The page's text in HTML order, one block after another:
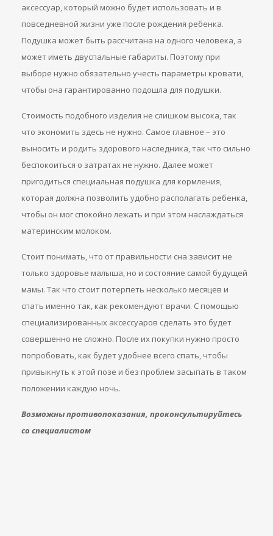
аксессуар, который можно будет использовать и в
повседневной жизни уже после рождения ребенка.
Подушка может быть рассчитана на одного человека, а
может иметь двуспальные габариты. Поэтому при
выборе нужно обязательно учесть параметры кровати,
чтобы она гарантированно подошла для подушки.
Стоимость подобного изделия не слишком высока, так
что экономить здесь не нужно. Самое главное – это
выносить и родить здорового наследника, так что сильно
беспокоиться о затратах не нужно. Далее может
пригодиться специальная подушка для кормления,
которая должна позволить удобно располагать ребенка,
чтобы он мог спокойно лежать и при этом наслаждаться
материнским молоком.
Стоит понимать, что от правильности сна зависит не
только здоровье малыша, но и состояние самой будущей
мамы. Так что стоит потерпеть несколько месяцев и
спать именно так, как рекомендуют врачи. С помощью
специализированных аксессуаров сделать это будет
совершенно не сложно. После их покупки нужно просто
попробовать, как будет удобнее всего спать, чтобы
привыкнуть к этой позе и без проблем засыпать в таком
положении каждую ночь.
Возможны противопоказания, проконсультируйтесь
со специалистом